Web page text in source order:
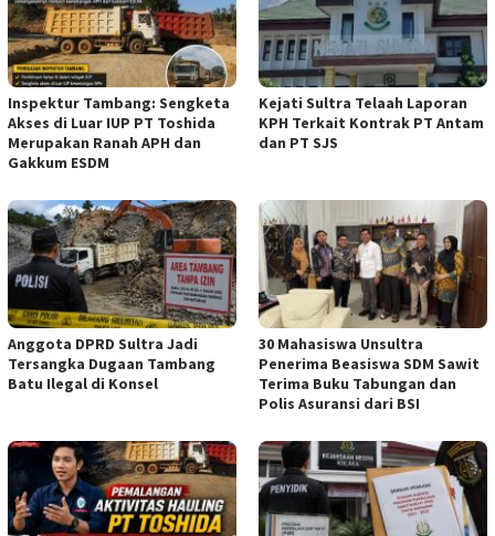
Inspektur Tambang: Sengketa
Akses di Luar IUP PT Toshida
Merupakan Ranah APH dan
Gakkum ESDM
Kejati Sultra Telaah Laporan
KPH Terkait Kontrak PT Antam
dan PT SJS
Anggota DPRD Sultra Jadi
Tersangka Dugaan Tambang
Batu Ilegal di Konsel
30 Mahasiswa Unsultra
Penerima Beasiswa SDM Sawit
Terima Buku Tabungan dan
Polis Asuransi dari BSI